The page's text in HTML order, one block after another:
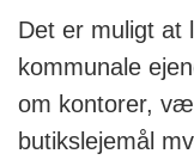
Det er muligt at
kommunale
om kontorer,
butikslejemål